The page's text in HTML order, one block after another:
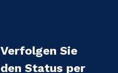
Verfolgen Sie
den Status per